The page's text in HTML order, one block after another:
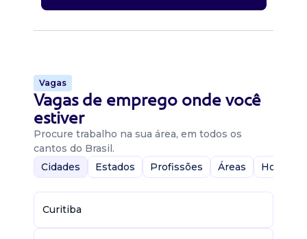
Vagas
Vagas de emprego onde você
estiver
Procure trabalho na sua área, em todos os
cantos do Brasil.
Cidades
Estados Profissões Áreas Home-
Curitiba